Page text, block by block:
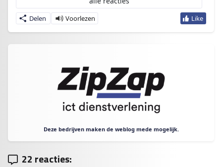
Delen
Deze bedrijven maken de weblog mede mogelijk.
22 reacties: